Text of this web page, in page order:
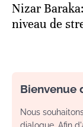
Nizar
niveau de
Bienvenue
Nous
dialogue. Afin